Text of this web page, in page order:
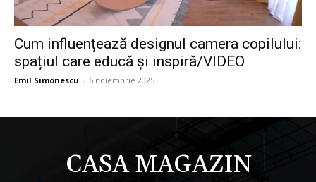
Cum influențează designul camera copilului:
spațiul care educă și inspiră/VIDEO
Emil Simonescu - 6 noiembrie 2025
CASA MAGAZIN